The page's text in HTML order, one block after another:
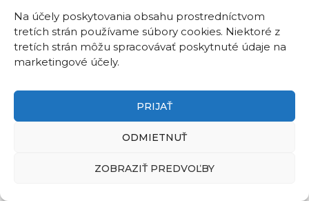
Na účely poskytovania obsahu prostredníctvom
tretích strán používame súbory cookies. Niektoré z
tretích strán môžu spracovávať poskytnuté údaje na
marketingové účely.
PRIJAŤ
ODMIETNUŤ
ZOBRAZIŤ PREDVOĽBY
Gucmann, F.,Ťapajna, M.,Pohorelec, O.,Haščík, Š.,
Hušeková, K., andKuzmík ,J.: Creation of two-dinesional
electron gas and role of surface donors in III-N metal-
oxide-semiconductor high-electron mobility transistors,
Phys. Status Solidi A 215 (2018) 1800090.
Ťapajna, M., Drobny, J.,Gucmann, F.,Hušeková, K.,
Kuzmík, J.: Impact of oxide/barrier
fixed charge on threshold voltage instabilities in
AlGaN/GaN metal-oxide-semiconductor
Semicond. (IWN 2018) Kanazawa 2018.